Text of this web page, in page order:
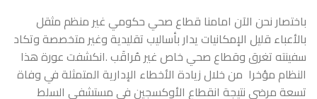
باختصار نحن الآن امامنا قطاع صحي حكومي غير منظم مثقل
بالأعباء قليل الإمكانيات يدار بأساليب تقليدية وغير متخصصة وتكاد
سفينته تغرق وقطاع صحي خاص غير مُراقَب .انكشفت عورة هذا
النظام مؤخرا من خلال زيادة الأخطاء الإدارية المتمثلة في وفاة
تسعة مرضى نتيجة انقطاع الأوكسجين في مستشفى السلط